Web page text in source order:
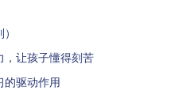
，让孩子懂得刻苦
的驱动作用